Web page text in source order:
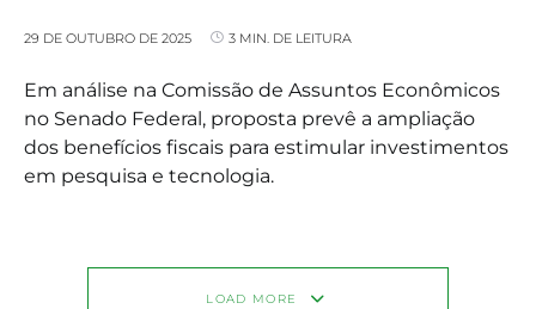
29 DE OUTUBRO DE 2025 3 MIN. DE LEITURA
Em análise na Comissão de Assuntos Econômicos
no Senado Federal, proposta prevê a ampliação
dos benefícios fiscais para estimular investimentos
em pesquisa e tecnologia.
LOAD MORE